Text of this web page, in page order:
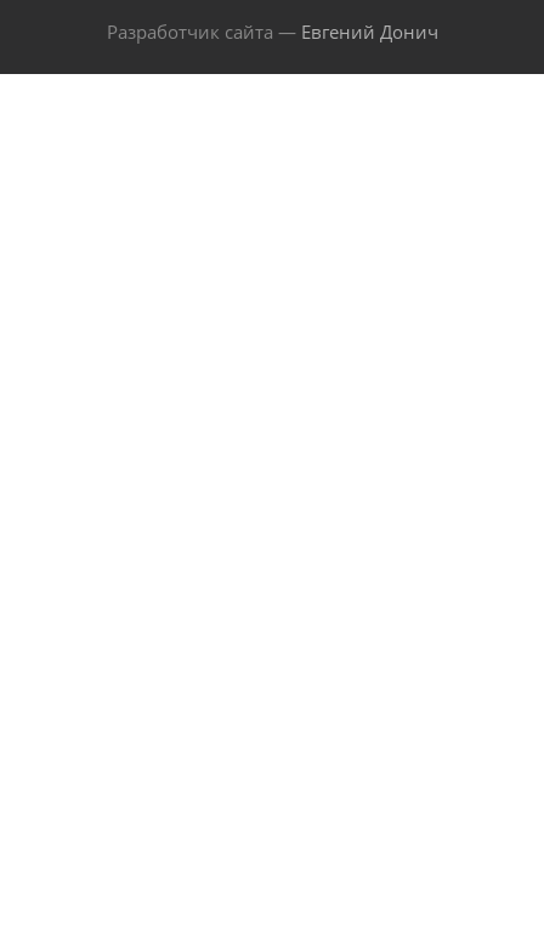
Разработчик сайта — Евгений Донич